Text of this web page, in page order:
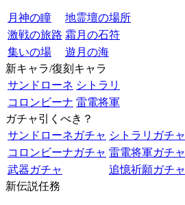
月神の瞳
地霊壇の場所
激戦の旅路 霜月の石符
集いの場
遊月の海
新キャラ/復刻キャラ
サンドローネ シトラリ
コロンビーナ 雷電将軍
ガチャ引くべき？
サンドローネガチャ シトラリガチャ
コロンビーナガチャ 雷電将軍ガチャ
武器ガチャ
追憶祈願ガチャ
新伝説任務